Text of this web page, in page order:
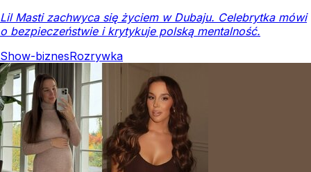
Lil Masti zachwyca się życiem w Dubaju. Celebrytka mówi
o bezpieczeństwie i krytykuje polską mentalność.
Show-biznesRozrywka